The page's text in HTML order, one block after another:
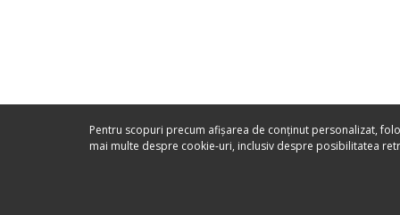
Pentru scopuri precum afișarea de conținut personalizat,
mai multe despre cookie-uri, inclusiv despre posibilitatea